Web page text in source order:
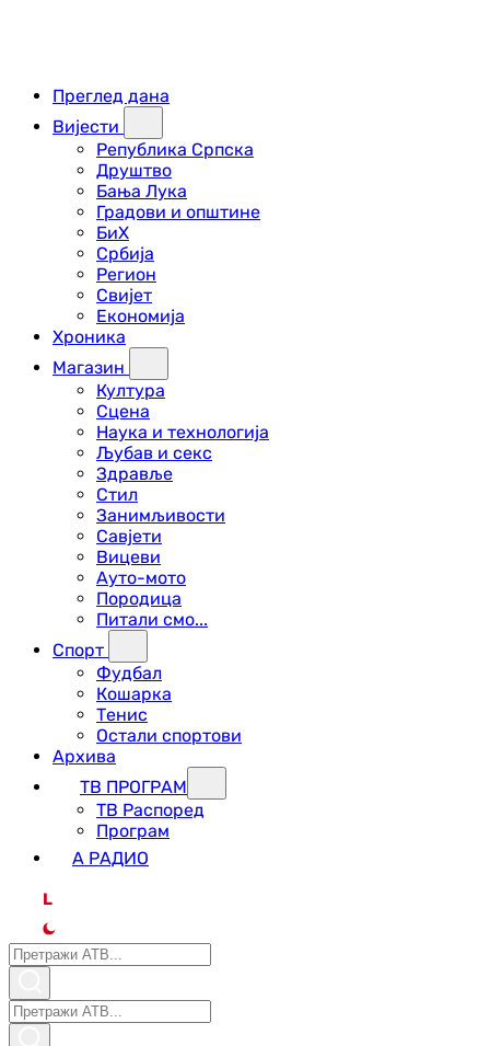
Преглед дана
Вијести
Република Српска
Друштво
Бања Лука
Градови и општине
БиХ
Србија
Регион
Свијет
Економија
Хроника
Магазин
Култура
Сцена
Наука и технологија
Љубав и секс
Здравље
Стил
Занимљивости
Савјети
Вицеви
Ауто-мото
Породица
Питали смо...
Спорт
Фудбал
Кошарка
Тенис
Остали спортови
Архива
ТВ ПРОГРАМ
ТВ Распоред
Програм
А РАДИО
L